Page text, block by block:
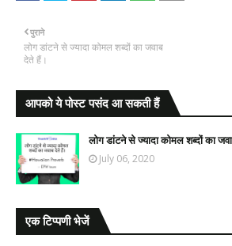
पुराने
लोग डांटने से ज्यादा कोमल शब्दों का जवाब
देते हैं।
आपको ये पोस्ट पसंद आ सकती हैं
लोग डांटने से ज्यादा कोमल शब्दों का
July 06, 2020
एक टिप्पणी भेजें